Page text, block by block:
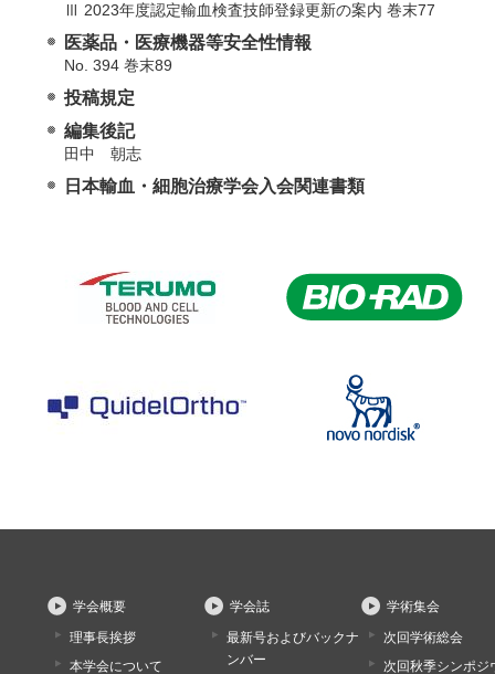
Ⅲ 2023年度認定輸血検査技師登録更新の案内 巻末77
医薬品・医療機器等安全性情報
No. 394 巻末89
投稿規定
編集後記
田中 朝志
日本輸血・細胞治療学会入会関連書類
学会概要
理事長挨拶
本学会について
学会誌
最新号およびバックナ
ンバー
学術集会
次回学術総会
次回秋季シンポジ